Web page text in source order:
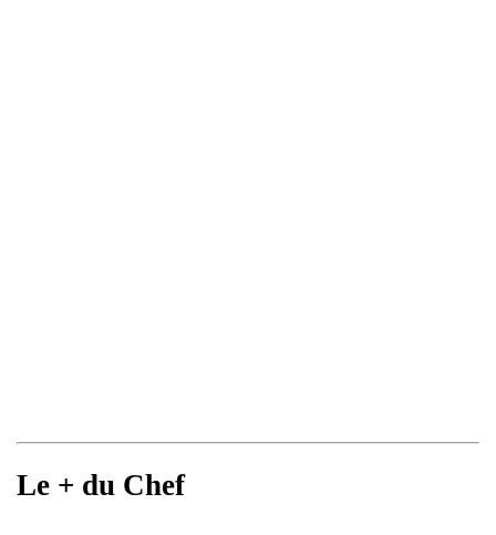
Le + du Chef